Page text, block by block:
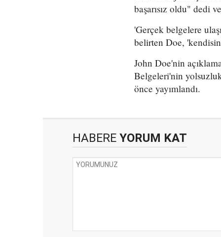
başarısız oldu" dedi
'Gerçek belgelere
belirten Doe,
John Doe'nin
Belgeleri'nin yolsuzluk
önce yayımlandı.
HABERE YORUM KAT